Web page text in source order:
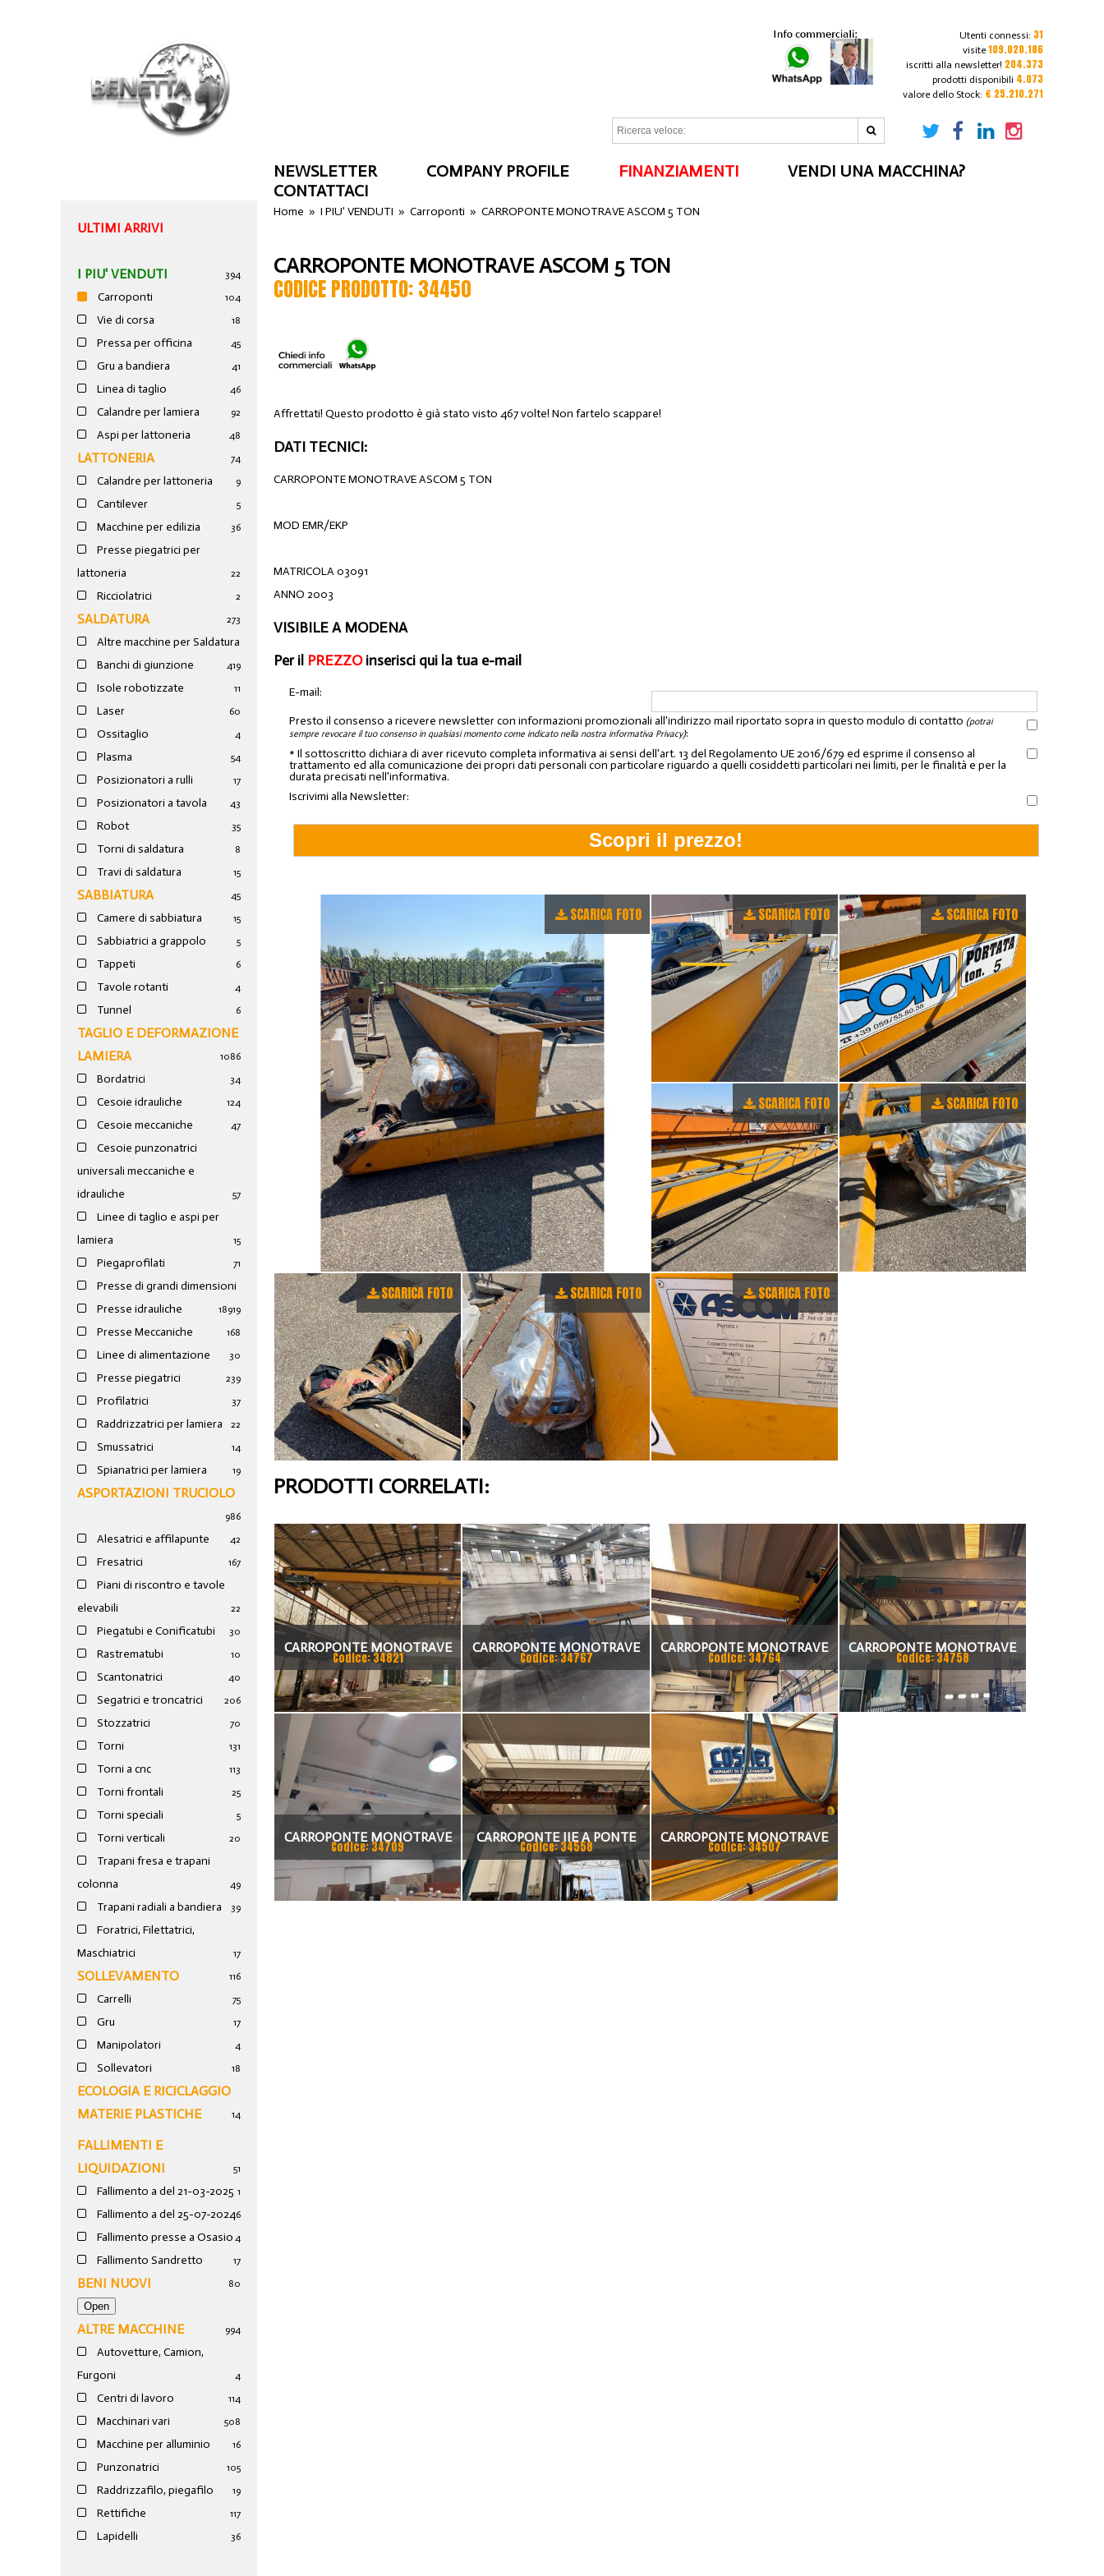
Utenti connessi: 31
visite 109.020.186
iscritti alla newsletter! 204.373
prodotti disponibili 4.073
valore dello Stock: € 25.210.271
NEWSLETTER COMPANY PROFILE FINANZIAMENTI
VENDI UNA MACCHINA?
CONTATTACI
ULTIMI ARRIVI
I PIU' VENDUTI 394
Carroponti 104
Vie di corsa 18
Pressa per officina 45
Gru a bandiera 41
Linea di taglio 46
Calandre per lamiera 92
Aspi per lattoneria 48
LATTONERIA 74
Calandre per lattoneria 9
Cantilever 5
Macchine per edilizia 36
Presse piegatrici per
lattoneria
22
Ricciolatrici 2
SALDATURA 273
Altre macchine per Saldatura
19
Banchi di giunzione 4
Isole robotizzate 11
Laser 60
Ossitaglio 4
Plasma 54
Posizionatori a rulli 17
Posizionatori a tavola 43
Robot 35
Torni di saldatura 8
Travi di saldatura 15
SABBIATURA 45
Camere di sabbiatura 15
Sabbiatrici a grappolo 5
Tappeti 6
Tavole rotanti 4
Tunnel 6
TAGLIO E DEFORMAZIONE
LAMIERA
1086
Bordatrici 34
Cesoie idrauliche 124
Cesoie meccaniche 47
Cesoie punzonatrici
universali meccaniche e
idrauliche
57
Linee di taglio e aspi per
lamiera
15
Piegaprofilati 71
Presse di grandi dimensioni
19
Presse idrauliche 189
Presse Meccaniche 168
Linee di alimentazione 30
Presse piegatrici 239
Profilatrici 37
Raddrizzatrici per lamiera 22
Smussatrici 14
Spianatrici per lamiera 19
ASPORTAZIONI TRUCIOLO
986
Alesatrici e affilapunte 42
Fresatrici 167
Piani di riscontro e tavole
elevabili
22
Piegatubi e Conificatubi 30
Rastrematubi 10
Scantonatrici 40
Segatrici e troncatrici 206
Stozzatrici 70
Torni 131
Torni a cnc 113
Torni frontali 25
Torni speciali 5
Torni verticali 20
Trapani fresa e trapani
colonna
49
Trapani radiali a bandiera 39
Foratrici, Filettatrici,
Maschiatrici
17
SOLLEVAMENTO 116
Carrelli 75
Gru 17
Manipolatori 4
Sollevatori 18
ECOLOGIA E RICICLAGGIO
MATERIE PLASTICHE
14
FALLIMENTI E
LIQUIDAZIONI
51
Fallimento a del 21-03-2025 1
Fallimento a del 25-07-20246
Fallimento presse a Osasio 4
Fallimento Sandretto 17
BENI NUOVI 80
ALTRE MACCHINE 994
Autovetture, Camion,
Furgoni
4
Centri di lavoro 114
Macchinari vari 508
Macchine per alluminio 16
Punzonatrici 105
Raddrizzafilo, piegafilo 19
Rettifiche 117
Lapidelli 36
Home »I PIU' VENDUTI »Carroponti »CARROPONTE MONOTRAVE ASCOM 5 TON
CARROPONTE MONOTRAVE ASCOM 5 TON
CODICE PRODOTTO: 34450
Affrettati! Questo prodotto è già stato visto 467 volte! Non fartelo scappare!
DATI TECNICI:
CARROPONTE MONOTRAVE ASCOM 5 TON
MOD EMR/EKP
MATRICOLA 03091
ANNO 2003
VISIBILE A MODENA
Per il PREZZOinserisci qui la tua e-mail
E-mail:
Presto il consenso a ricevere newsletter con informazioni promozionali all'indirizzo mail riportato sopra in questo modulo di contatto (potrai
sempre revocare il tuo consenso in qualsiasi momento come indicato nella nostra informativa Privacy):
* Il sottoscritto dichiara di aver ricevuto completa informativa ai sensi dell'art. 13 del Regolamento UE 2016/679 ed esprime il consenso al
trattamento ed alla comunicazione dei propri dati personali con particolare riguardo a quelli cosiddetti particolari nei limiti, per le finalità e per la
durata precisati nell'informativa.
Iscrivimi alla Newsletter:
SCARICA FOTO SCARICA FOTO SCARICA FOTO
SCARICA FOTO SCARICA FOTO
SCARICA FOTO SCARICA FOTO SCARICA FOTO
PRODOTTI CORRELATI:
CARROPONTE MONOTRAVE
DEMAG 5 TON SCARTAMENTO
16190 MM
Codice: 34821
CARROPONTE MONOTRAVE
OMIS 5 TON SCARTAMENTO
7280MM ANNO
Codice: 34767
CARROPONTE MONOTRAVE
MARTE 3.2 TON
SCARTAMENTO18350 MM
ANNO 2007
Codice: 34764
CARROPONTE MONOTRAVE
BONFANTI 5 TON
SCARTAMENTO 18690 MM
Codice: 34758
CARROPONTE MONOTRAVE
TECNOCAM 2 TON
Codice: 34709
CARROPONTE IIE A PONTE
MONOTRAVE IN PROFILATO
CON CARRO PARANCO
Codice: 34558
CARROPONTE MONOTRAVE
COSMET SCARTAMENTO 15500
MM PORTATA 3.2 TON
Codice: 34507